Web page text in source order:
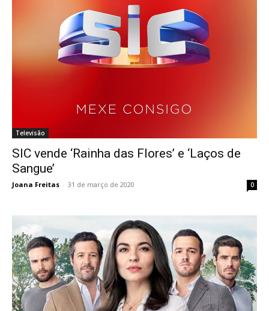
Televisão
SIC vende ‘Rainha das Flores’ e ‘Laços de
Sangue’
Joana Freitas - 31 de março de 2020 0